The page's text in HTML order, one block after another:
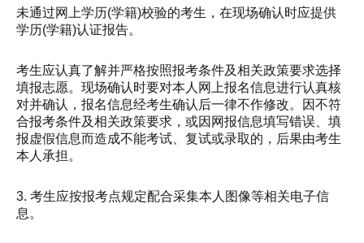
未通过网上学历(学籍)校验的考生，在现场确认时应提供
学历(学籍)认证报告。
考生应认真了解并严格按照报考条件及相关政策要求选择
填报志愿。现场确认时要对本人网上报名信息进行认真核
对并确认，报名信息经考生确认后一律不作修改。因不符
合报考条件及相关政策要求，或因网报信息填写错误、填
报虚假信息而造成不能考试、复试或录取的，后果由考生
本人承担。
3. 考生应按报考点规定配合采集本人图像等相关电子信
息。